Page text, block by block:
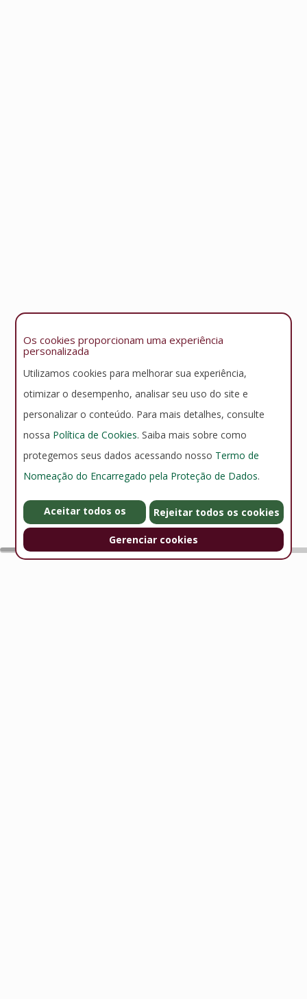
Os cookies proporcionam uma experiência
personalizada
Utilizamos cookies para melhorar sua experiência,
otimizar o desempenho, analisar seu uso do site e
personalizar o conteúdo. Para mais detalhes, consulte
nossa Política de Cookies. Saiba mais sobre como
protegemos seus dados acessando nosso Termo de
Nomeação do Encarregado pela Proteção de Dados.
Aceitar todos os
cookies
Rejeitar todos os cookies
Gerenciar cookies